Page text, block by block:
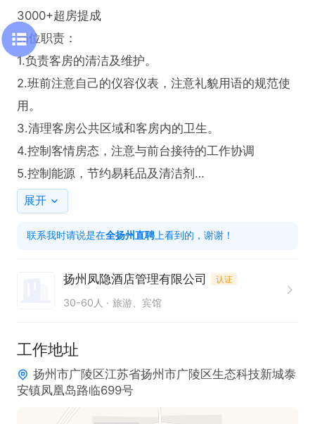
3000+超房提成
岗位职责：
1.负责客房的清洁及维护。
2.班前注意自己的仪容仪表，注意礼貌用语的规范使
用。
3.清理客房公共区域和客房内的卫生。
4.控制客情房态，注意与前台接待的工作协调
5.控制能源，节约易耗品及清洁剂
6.注意清洁机械和工具的使用和保养。
7.控制布草及其它物品流失。
1. 具备相关保洁或酒店服务经验，熟悉客房清洁流程
及标准。
展开
联系我时请说是在全扬州直聘 上看到的，谢谢！
扬州凤隐酒店管理有限公司 认证
30-60人 旅游、宾馆
工作地址
扬州市广陵区江苏省扬州市广陵区生态科技新城泰
安镇凤凰岛路临699号